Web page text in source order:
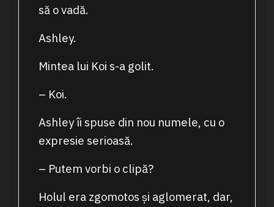
să o vadă.
Ashley.
Mintea lui Koi s-a golit.
– Koi.
Ashley îi spuse din nou numele, cu o
expresie serioasă.
– Putem vorbi o clipă?
Holul era zgomotos și aglomerat, dar,